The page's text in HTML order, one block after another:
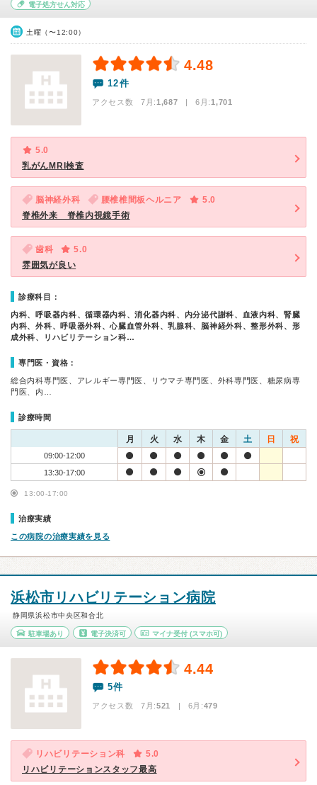
電子処方せん対応
土曜（〜12:00）
4.48
12件
アクセス数 7月:1,687 | 6月:1,701
5.0
乳がんMRI検査
脳神経外科 腰椎椎間板ヘルニア
5.0
脊椎外来 脊椎内視鏡手術
歯科
5.0
雰囲気が良い
診療科目：
内科、呼吸器内科、循環器内科、消化器内科、内分泌代謝科、血液内科、腎臓
内科、外科、呼吸器外科、心臓血管外科、乳腺科、脳神経外科、整形外科、形
成外科、リハビリテーション科…
専門医・資格：
総合内科専門医、アレルギー専門医、リウマチ専門医、外科専門医、糖尿病専
門医、内…
診療時間
月 火 水 木 金 土 日 祝
09:00-12:00
13:30-17:00
13:00-17:00
治療実績
この病院の治療実績を見る
浜松市リハビリテーション病院
静岡県浜松市中央区和合北
駐車場あり 電子決済可 マイナ受付 (スマホ可)
4.44
5件
アクセス数 7月:521 | 6月:479
リハビリテーション科
5.0
リハビリテーションスタッフ最高